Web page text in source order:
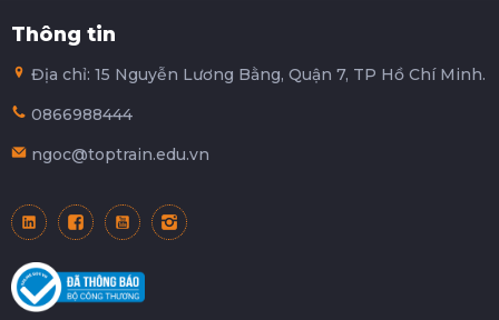
Thông tin
Địa chỉ: 15 Nguyễn Lương Bằng, Quận 7, TP Hồ Chí Minh.
0866988444
ngoc@toptrain.edu.vn